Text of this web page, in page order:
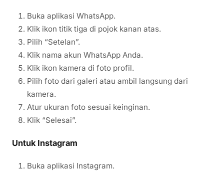
Buka aplikasi WhatsApp.
Klik ikon titik tiga di pojok kanan atas.
Pilih “Setelan”.
Klik nama akun WhatsApp Anda.
Klik ikon kamera di foto profil.
Pilih foto dari galeri atau ambil langsung dari
kamera.
Atur ukuran foto sesuai keinginan.
Klik “Selesai”.
Untuk Instagram
Buka aplikasi Instagram.